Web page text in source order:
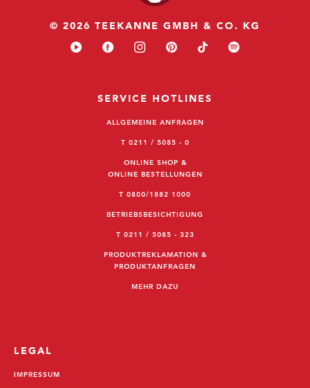
© 2026 TEEKANNE GMBH & CO. KG
SERVICE HOTLINES
ALLGEMEINE ANFRAGEN
T 0211 / 5085 - 0
ONLINE SHOP &
ONLINE BESTELLUNGEN
T 0800/1882 1000
BETRIEBSBESICHTIGUNG
T 0211 / 5085 - 323
PRODUKTREKLAMATION &
PRODUKTANFRAGEN
MEHR DAZU
LEGAL
IMPRESSUM